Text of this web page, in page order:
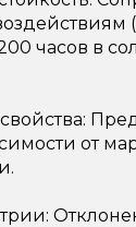
часов в
от